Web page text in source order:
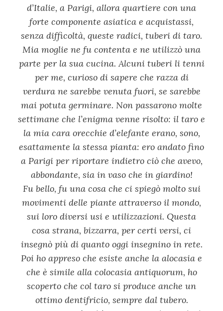
d’Italie, a Parigi, allora quartiere con una
forte componente asiatica e acquistassi,
senza difficoltà, queste radici, tuberi di taro.
Mia moglie ne fu contenta e ne utilizzò una
parte per la sua cucina. Alcuni tuberi li tenni
per me, curioso di sapere che razza di
verdura ne sarebbe venuta fuori, se sarebbe
mai potuta germinare. Non passarono molte
settimane che l’enigma venne risolto: il taro e
la mia cara orecchie d’elefante erano, sono,
esattamente la stessa pianta: ero andato fino
a Parigi per riportare indietro ciò che avevo,
abbondante, sia in vaso che in giardino!
Fu bello, fu una cosa che ci spiegò molto sui
movimenti delle piante attraverso il mondo,
sui loro diversi usi e utilizzazioni. Questa
cosa strana, bizzarra, per certi versi, ci
insegnò più di quanto oggi insegnino in rete.
Poi ho appreso che esiste anche la alocasia e
che è simile alla colocasia antiquorum, ho
scoperto che col taro si produce anche un
ottimo dentifricio, sempre dal tubero.